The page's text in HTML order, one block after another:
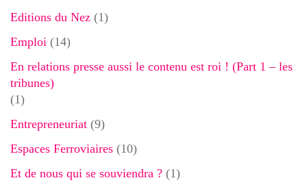
Editions du Nez (1)
Emploi (14)
En relations presse aussi le contenu est roi ! (Part 1 – les
tribunes)
(1)
Entrepreneuriat (9)
Espaces Ferroviaires (10)
Et de nous qui se souviendra ? (1)